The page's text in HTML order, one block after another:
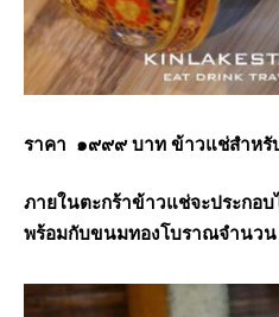
ราคา ๑๙๙๙ บาท ข้าวแช่สำหรั
ภายในตะกร้าข้าวแช่จะประกอ
พร้อมกับขนมทองโบราณจำนวน